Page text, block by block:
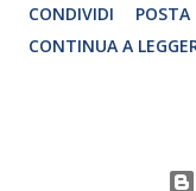
programmazione del
i quaranta anni di
CONDIVIDI
CONTINUA A